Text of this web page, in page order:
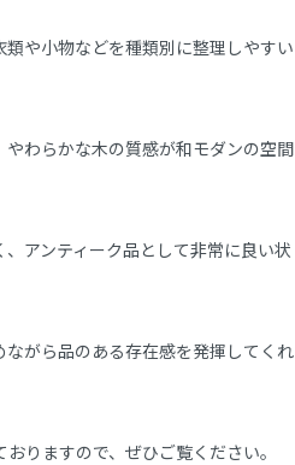
や小物などを種類別に整理しやすい
わらかな木の質感が和モダンの空間
アンティーク品として非常に良い状
がら品のある存在感を発揮してくれ
りますので、ぜひご覧ください。